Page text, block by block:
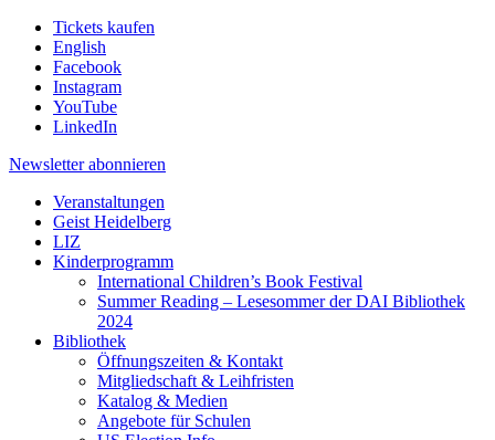
Tickets kaufen
English
Facebook
Instagram
YouTube
LinkedIn
Newsletter abonnieren
Veranstaltungen
Geist Heidelberg
LIZ
Kinderprogramm
International Children’s Book Festival
Summer Reading – Lesesommer der DAI Bibliothek
2024
Bibliothek
Öffnungszeiten & Kontakt
Mitgliedschaft & Leihfristen
Katalog & Medien
Angebote für Schulen